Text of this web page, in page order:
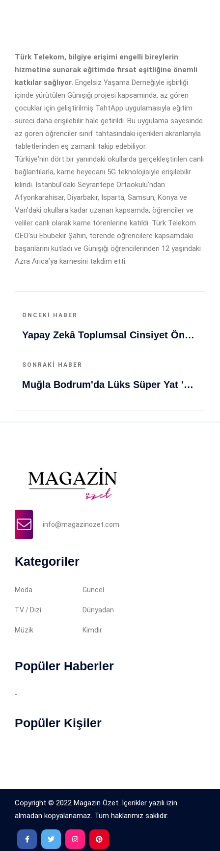
Türk Telekom, bilgiye erişimi engelli bireylerin
hizmetine sunarak eğitimde fırsat eşitliğine önemli
katkılar sağlıyor. Engelsiz Yaşama Derneğiyle işbirliği
içinde yürütülen Günışığı projesi kapsamında, az gören
çocuklar için geliştirilmiş TahtApp uygulamasıyla eğitim
süreci daha erişilebilir hale getirildi. Bu uygulama sayesinde
az gören öğrenciler sınıf tahtasındaki içerikleri akranlarıyla
tabletlerinden eş zamanlı takip edebiliyor.
Türkiye'nin dört bir yanındaki okullarda gerçekleştirilen canlı
bağlantılarla, karne heyecanı 5G teknolojisiyle erişilebilir
kılındı. İstanbul'daki Seyrantepe Ortaokulu'ndan
Afyonkarahisar, Diyarbakır, Isparta, Samsun, Konya ve
Van'daki okullara kadar uzanan kapsamda, öğrenciler ve
veliler canlı olarak karne törenlerine katıldı. Türk Telekom
CEO’su Ebubekir Şahin, törende öğrencilere kapsamdaki
başarılarını kutladı ve Günışığı öğrencilerinden 12 yaşındaki
Azra Arıca’ya karnesini takdim etti.
ÖNCEKI HABER
Yapay Zekâ Toplumsal Cinsiyet Önyargılarına Çözüm Olmuyor
SONRAKI HABER
Muğla Bodrum'da Lüks Süper Yat 'Golden Odyssey' Demirledi
info@magazinozet.com
Kategoriler
Moda Güncel
TV / Dizi Dünyadan
Müzik Kimdir
Popüler Haberler
-
Popüler Kişiler
Copyright © 2022 Magazin Özet. İçerikler yazılı izin
almadan kopyalanamaz. Tüm haklarımız saklıdır.